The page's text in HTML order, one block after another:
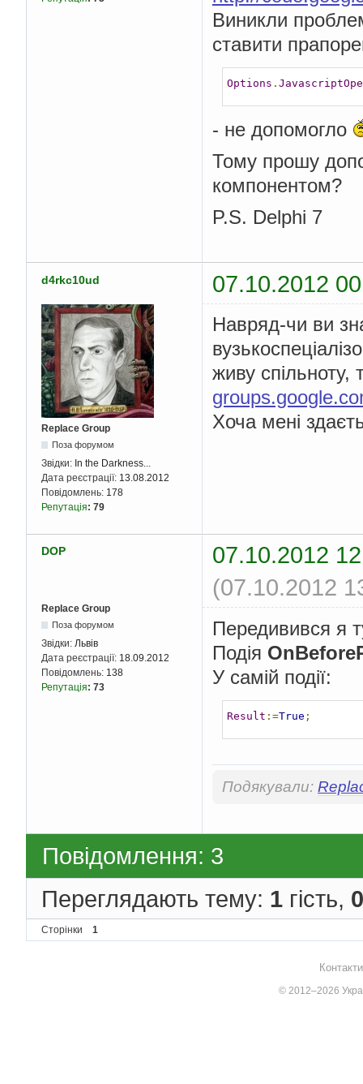
Виникли
ставити
Options .
- не допомогло
Тому прошу
компонентом?
P.S. Delphi 7
d4rkc10ud 07.10.2012
Replace Group
Поза форумом
Звідки: In the Darkness...
Дата реєстрації: 13.08.2012
Повідомлень: 178
Репутація: 79
Навряд-чи ви
живу
Хоча мені
DOP
07.10.2012
(07.10.2012
Replace Group
Поза форумом
Звідки: Львів
Дата реєстрації: 18.09.2012
Повідомлень: 138
Репутація: 73
Передивився я
Подія
У самій події:
Result :=True ;
Подякували:
Повідомлення: 3
Переглядають тему: 1 гість, 0
Сторінки 1
© 2012–2026